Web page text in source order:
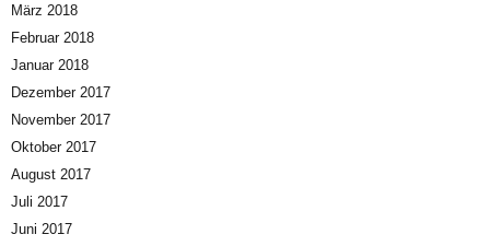
März 2018
Februar 2018
Januar 2018
Dezember 2017
November 2017
Oktober 2017
August 2017
Juli 2017
Juni 2017